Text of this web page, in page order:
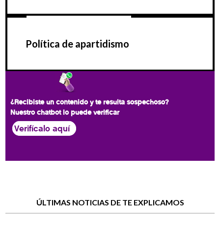
Política de apartidismo
¿Recibiste un contenido y te resulta sospechoso?
Nuestro chatbot lo puede verificar
Verifícalo aquí
ÚLTIMAS NOTICIAS DE TE EXPLICAMOS